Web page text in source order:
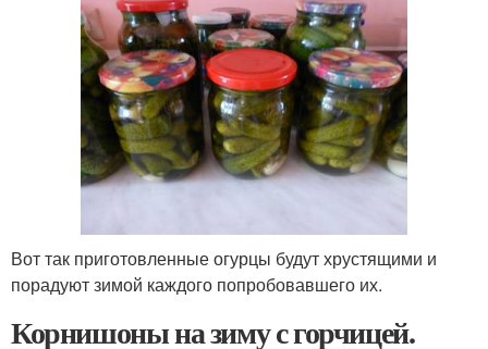
Вот так приготовленные огурцы будут хрустящими и
порадуют зимой каждого попробовавшего их.
Корнишоны на зиму с горчицей.